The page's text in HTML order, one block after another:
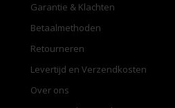
Garantie & Klachten
Betaalmethoden
Retourneren
Levertijd en Verzendkosten
Over ons